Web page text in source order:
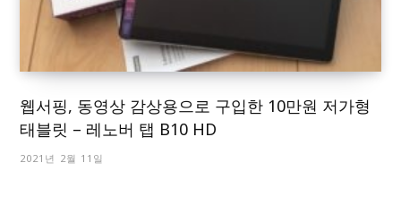
웹서핑, 동영상 감상용으로 구입한 10만원 저가형
태블릿 – 레노버 탭 B10 HD
2021년 2월 11일